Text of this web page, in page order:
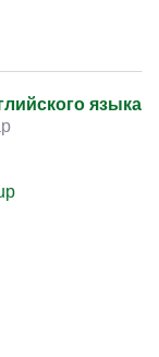
языка